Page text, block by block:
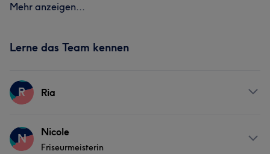
Mehr anzeigen...
Lerne das Team kennen
R Ria
Services
N Nicole
Friseurmeisterin